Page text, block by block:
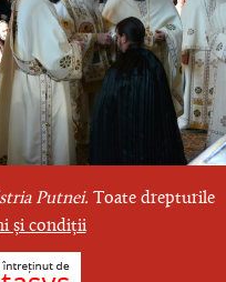
Putnei. Toate drepturile
și condiții